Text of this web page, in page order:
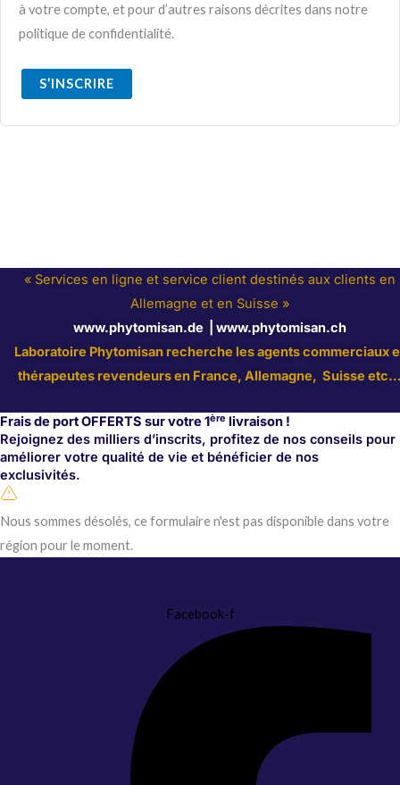
à votre compte, et pour d’autres raisons décrites dans notre
politique de confidentialité.
S’INSCRIRE
« Services en ligne et service client destinés aux clients en
Allemagne et en Suisse »
www.phytomisan.de
www.phytomisan.ch
Laboratoire Phytomisan recherche les agents commerciaux
thérapeutes revendeurs en France, Allemagne, Suisse
Frais de port OFFERTS sur votre 1ère livraison !
Rejoignez des milliers d’inscrits, profitez de nos conseils pour
améliorer votre qualité de vie et bénéficier de nos
exclusivités.
Nous sommes désolés, ce formulaire n'est pas disponible dans votre
région pour le moment.
Facebook-f